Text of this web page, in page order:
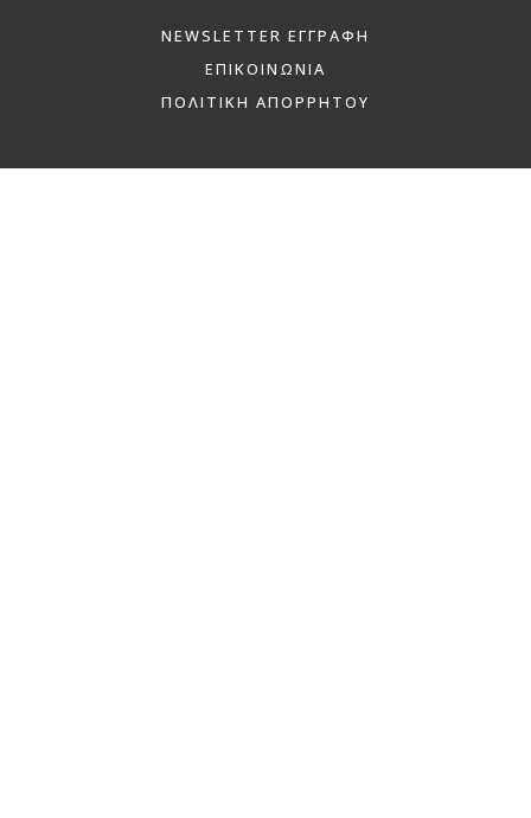
NEWSLETTER ΕΓΓΡΑΦΗ
ΕΠΙΚΟΙΝΩΝΙΑ
ΠΟΛΙΤΙΚΗ ΑΠΟΡΡΗΤΟΥ